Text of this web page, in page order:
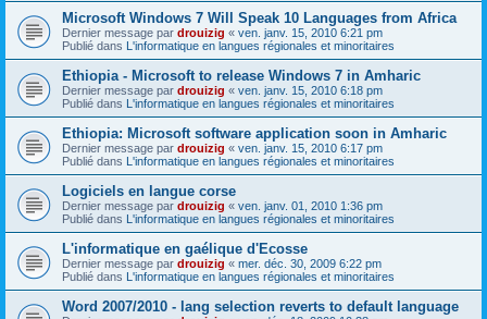
Microsoft Windows 7 Will Speak 10 Languages from Africa
Dernier message par drouizig « ven. janv. 15, 2010 6:21 pm
Publié dans L'informatique en langues régionales et minoritaires
Ethiopia - Microsoft to release Windows 7 in Amharic
Dernier message par drouizig « ven. janv. 15, 2010 6:18 pm
Publié dans L'informatique en langues régionales et minoritaires
Ethiopia: Microsoft software application soon in Amharic
Dernier message par drouizig « ven. janv. 15, 2010 6:17 pm
Publié dans L'informatique en langues régionales et minoritaires
Logiciels en langue corse
Dernier message par drouizig « ven. janv. 01, 2010 1:36 pm
Publié dans L'informatique en langues régionales et minoritaires
L'informatique en gaélique d'Ecosse
Dernier message par drouizig « mer. déc. 30, 2009 6:22 pm
Publié dans L'informatique en langues régionales et minoritaires
Word 2007/2010 - lang selection reverts to default language